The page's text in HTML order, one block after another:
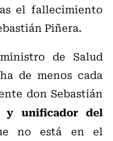
el fallecimiento
Piñera.
de Salud
de menos cada
don Sebastián
y unificador del
no está en el